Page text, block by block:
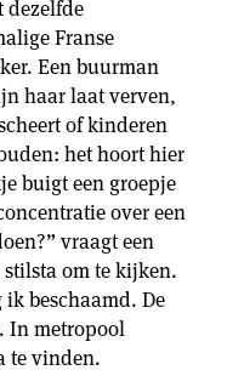
dezelfde
Franse
Een buurman
haar laat verven,
of kinderen
het hoort hier
buigt een groepje
over een
vraagt een
om te kijken.
ik beschaamd. De
In metropool
te vinden.